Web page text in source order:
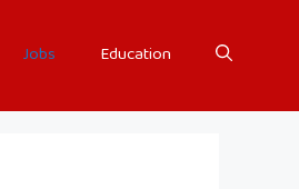
Jobs Education